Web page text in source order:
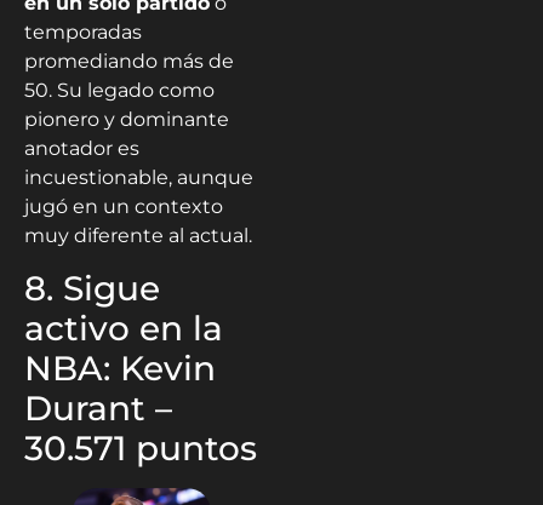
50. Su legado como
pionero y dominante
anotador es
incuestionable, aunque
jugó en un contexto
muy diferente al actual.
8. Sigue
activo en la
NBA: Kevin
Durant –
30.571 puntos